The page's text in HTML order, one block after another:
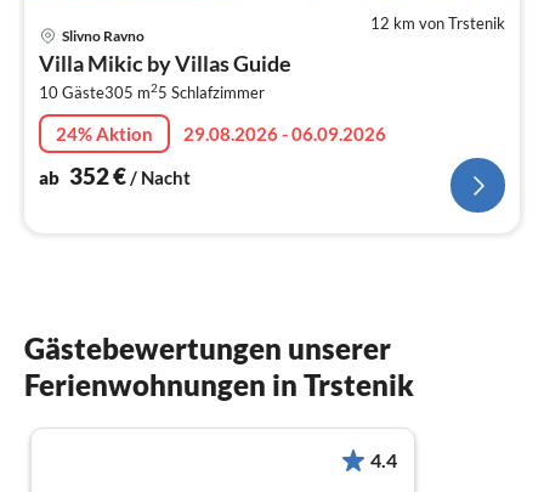
12 km von Trstenik
Slivno Ravno
Villa Mikic by Villas Guide
10 Gäste305 m25 Schlafzimmer
24% Aktion
29.08.2026 - 06.09.2026
ab 352€/ Nacht
Gästebewertungen unserer
Ferienwohnungen in Trstenik
4.4